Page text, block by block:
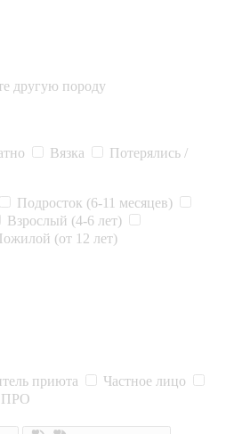
другую породу
Вязка
Потерялись /
Подросток (6-11 месяцев)
Взрослый (4-6 лет)
(от 12 лет)
приюта
Частное лицо
ПРО